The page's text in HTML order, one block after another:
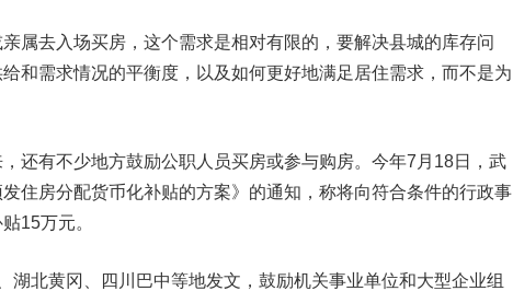
去入场买房，这个需求是相对有限的，要解决县城的库存问
和需求情况的平衡度，以及如何更好地满足居住需求，而不是为
有不少地方鼓励公职人员买房或参与购房。今年7月18日，武
住房分配货币化补贴的方案》的通知，称将向符合条件的行政事
15万元。
北黄冈、四川巴中等地发文，鼓励机关事业单位和大型企业组